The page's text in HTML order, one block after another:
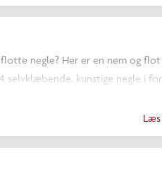
negle? Her er en nem og
selvklæbende. kunstige negle i